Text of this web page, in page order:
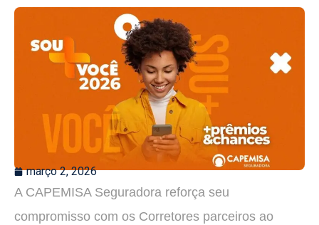
março 2, 2026
A CAPEMISA Seguradora reforça seu
compromisso com os Corretores parceiros ao